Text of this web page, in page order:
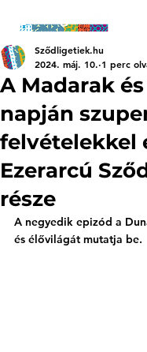
A Madarak
napján
felvételekkel
Ezerarcú
része
Sződligetiek.hu
2024. máj. 10. 1 perc
A negyedik epizód a
és élővilágát mutatja be.